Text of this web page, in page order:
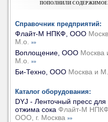
ПОПОЛНИЛИ СОДЕРЖИМОЕ
Справочник предприятий:
Флайт-М НПКФ, ООО
М.о.
»»
Воплощение, ООО Москва
М.о.
»»
Би-Техно, ООО Москва и
Каталог оборудования:
DYJ - Ленточный пресс для
отжима сока Флайт-М НПКФ,
ООО, г. Москва »»